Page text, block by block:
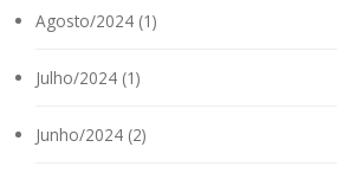
Agosto/2024 (1)
Julho/2024 (1)
Junho/2024 (2)